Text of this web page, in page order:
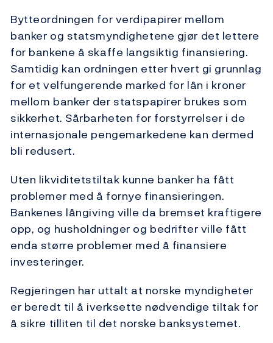
Bytteordningen for verdipapirer mellom
banker og statsmyndighetene gjør det lettere
for bankene å skaffe langsiktig finansiering.
Samtidig kan ordningen etter hvert gi grunnlag
for et velfungerende marked for lån i kroner
mellom banker der statspapirer brukes som
sikkerhet. Sårbarheten for forstyrrelser i de
internasjonale pengemarkedene kan dermed
bli redusert.
Uten likviditetstiltak kunne banker ha fått
problemer med å fornye finansieringen.
Bankenes långiving ville da bremset kraftigere
opp, og husholdninger og bedrifter ville fått
enda større problemer med å finansiere
investeringer.
Regjeringen har uttalt at norske myndigheter
er beredt til å iverksette nødvendige tiltak for
å sikre tilliten til det norske banksystemet.